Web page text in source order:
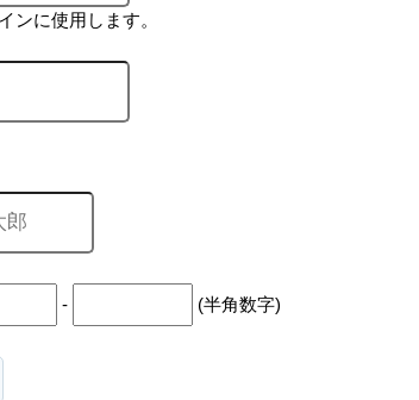
付き住宅ローン
狭山市 富士見市
グループの強み
ンに使用します。
- (半角数字)